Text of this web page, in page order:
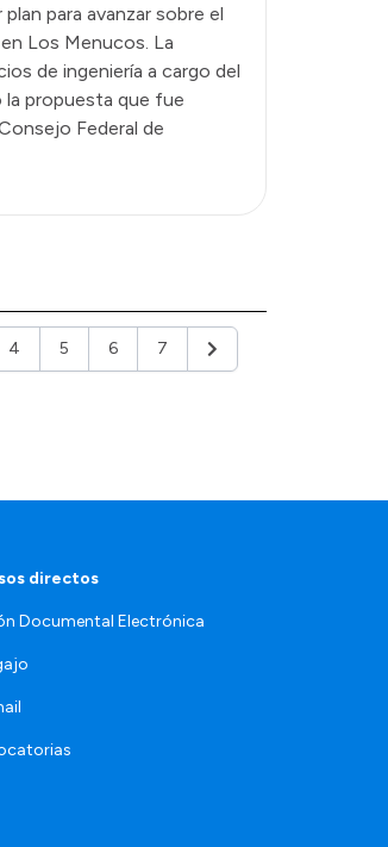
para avanzar sobre el
Los Menucos. La
de ingeniería a cargo del
propuesta que fue
Federal de
4 5 6 7 Siguiente
directos
Documental Electrónica